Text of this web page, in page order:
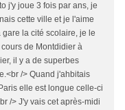
j'y joue 3 fois par ans, je
cette ville et je l'aime
la cité scolaire, je le
de Montdidier à
il y a de superbes
/> Quand j'ahbitais
elle est longue celle-ci
/> J'y vais cet après-midi